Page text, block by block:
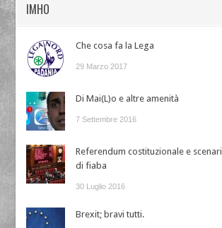
IMHO
Che cosa fa la Lega
29 Marzo 2017
Di Mai(L)o e altre amenità
7 Settembre 2016
Referendum costituzionale e scenari
di fiaba
30 Luglio 2016
Brexit; bravi tutti.